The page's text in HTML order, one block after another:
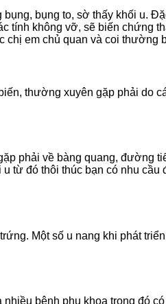
bụng to, sờ thấy khối u.
tính không vỡ, sẽ biến chứng
chị em chủ quan và coi thường
thường xuyên gặp phải do
phải về bàng quang, đường
từ đó thôi thúc bạn có nhu
Một số u nang khi phát
bệnh phụ khoa trong đó